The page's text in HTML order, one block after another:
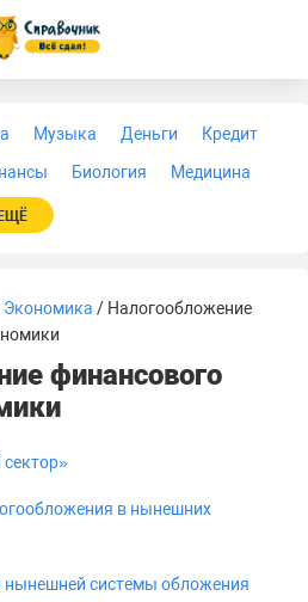
Музыка Деньги
Кредит
Биология
Медицина
Экономика / Налогообложение
финансового
в нынешних
системы обложения